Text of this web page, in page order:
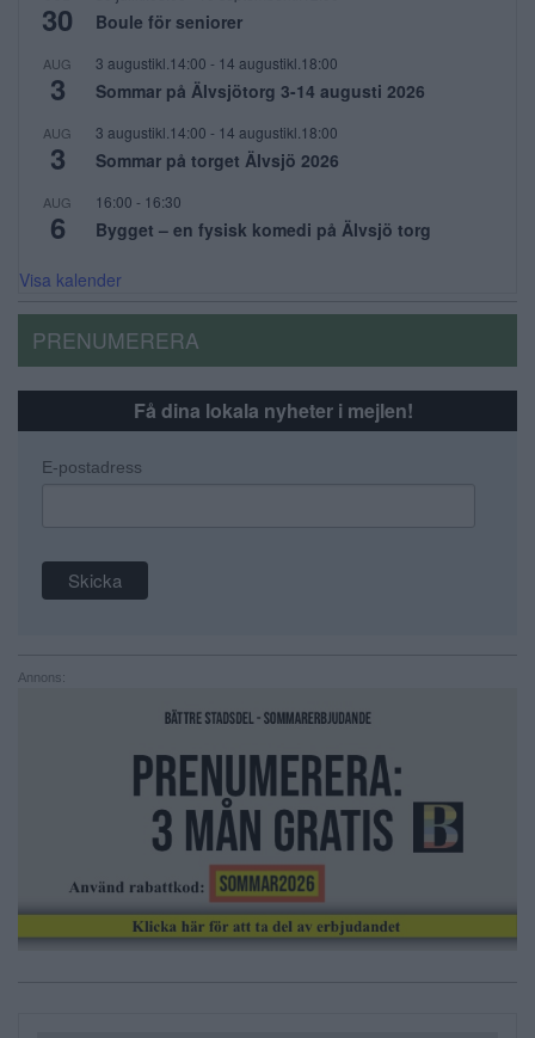
30 Boule för seniorer
AUG
3
3 augustikl.14:00 - 14 augustikl.18:00
Sommar på Älvsjötorg 3-14 augusti 2026
AUG
3
3 augustikl.14:00 - 14 augustikl.18:00
Sommar på torget Älvsjö 2026
AUG
6
16:00 - 16:30
Bygget – en fysisk komedi på Älvsjö torg
Visa kalender
PRENUMERERA
Få dina lokala nyheter i mejlen!
E-postadress
Annons: